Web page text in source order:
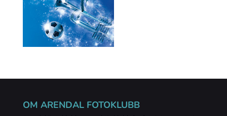
OM ARENDAL FOTOKLUBB